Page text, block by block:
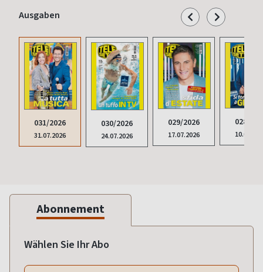
Ausgaben
031/2026
31.07.2026
030/2026
24.07.2026
029/2026
17.07.2026
028/
Abonnement
Wählen Sie Ihr Abo